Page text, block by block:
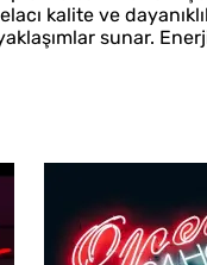
kalite ve
sunar.